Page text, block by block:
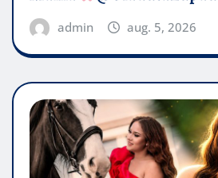
admin aug. 5, 2026